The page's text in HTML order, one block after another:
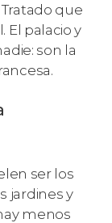
que
El palacio y
son la
ser los
jardines y
menos